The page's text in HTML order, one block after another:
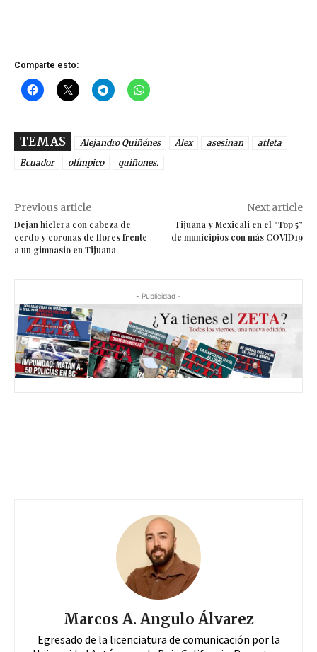
Comparte esto:
TEMAS Alejandro Quiñénes Alex asesinan
atleta
Ecuador
olímpico quiñones.
Previous article
Dejan hielera con cabeza de
cerdo y coronas de flores frente
a un gimnasio en Tijuana
Next article
Tijuana y Mexicali en el “Top 5”
de municipios con más COVID19
- Publicidad -
Marcos A. Angulo Álvarez
Egresado de la licenciatura de comunicación por la